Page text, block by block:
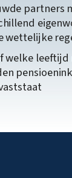
partners
wettelijke
welke